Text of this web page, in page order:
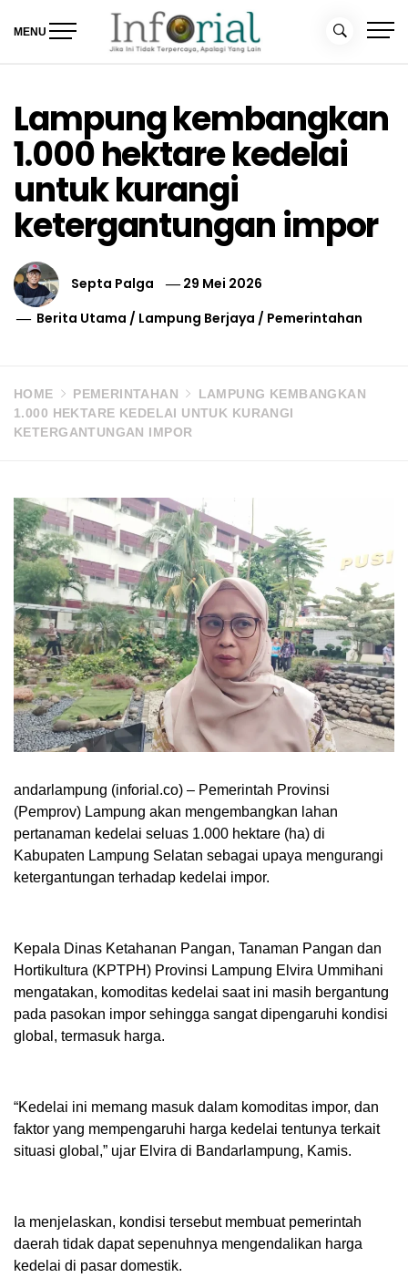
MENU
Lampung kembangkan
1.000 hektare kedelai
untuk kurangi
ketergantungan impor
Septa Palga
29 Mei 2026
Berita Utama / Lampung Berjaya / Pemerintahan
HOME PEMERINTAHAN
LAMPUNG KEMBANGKAN
1.000 HEKTARE KEDELAI UNTUK KURANGI
KETERGANTUNGAN IMPOR
andarlampung (inforial.co) – Pemerintah Provinsi
(Pemprov) Lampung akan mengembangkan lahan
pertanaman kedelai seluas 1.000 hektare (ha) di
Kabupaten Lampung Selatan sebagai upaya mengurangi
ketergantungan terhadap kedelai impor.
Kepala Dinas Ketahanan Pangan, Tanaman Pangan dan
Hortikultura (KPTPH) Provinsi Lampung Elvira Ummihani
mengatakan, komoditas kedelai saat ini masih bergantung
pada pasokan impor sehingga sangat dipengaruhi kondisi
global, termasuk harga.
“Kedelai ini memang masuk dalam komoditas impor, dan
faktor yang mempengaruhi harga kedelai tentunya terkait
situasi global,” ujar Elvira di Bandarlampung, Kamis.
Ia menjelaskan, kondisi tersebut membuat pemerintah
daerah tidak dapat sepenuhnya mengendalikan harga
kedelai di pasar domestik.